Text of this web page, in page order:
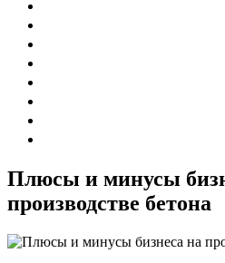
Плюсы и минусы
производстве бетона